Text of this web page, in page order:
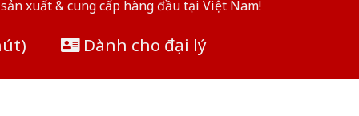
xuất & cung cấp hàng đầu tại Việt Nam!
Dành cho đại lý